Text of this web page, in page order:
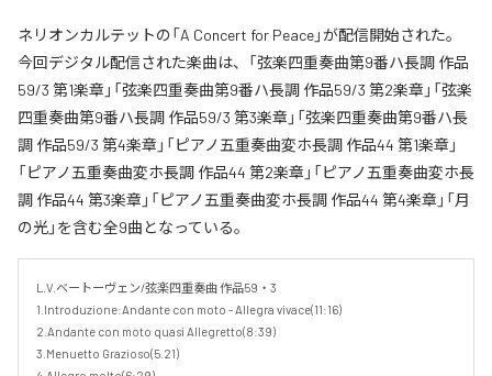
ネリオンカルテットの「A Concert for Peace」が配信開始された。
今回デジタル配信された楽曲は、「弦楽四重奏曲第9番ハ長調 作品
59/3 第1楽章」「弦楽四重奏曲第9番ハ長調 作品59/3 第2楽章」「弦楽
四重奏曲第9番ハ長調 作品59/3 第3楽章」「弦楽四重奏曲第9番ハ長
調 作品59/3 第4楽章」「ピアノ五重奏曲変ホ長調 作品44 第1楽章」
「ピアノ五重奏曲変ホ長調 作品44 第2楽章」「ピアノ五重奏曲変ホ長
調 作品44 第3楽章」「ピアノ五重奏曲変ホ長調 作品44 第4楽章」「月
の光」を含む全9曲となっている。
L.V.ベートーヴェン/弦楽四重奏曲 作品59・3
1.Introduzione:Andante con moto - Allegra vivace(11:16)
2.Andante con moto quasi Allegretto(8:39)
3.Menuetto Grazioso(5.21)